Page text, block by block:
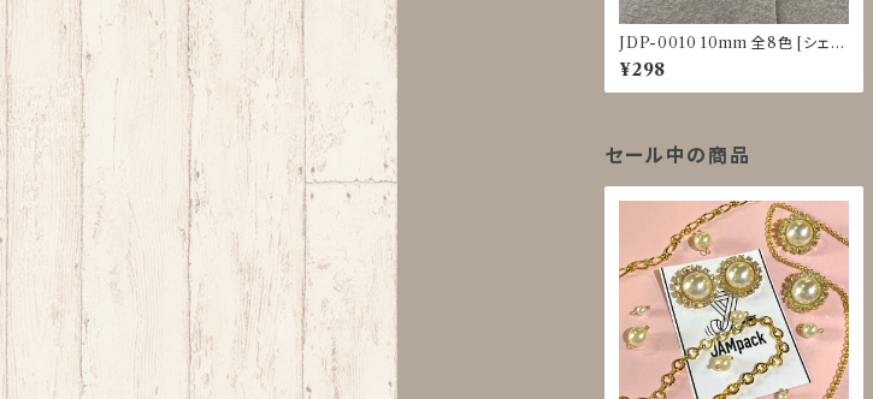
JDP-0010 10mm 全8色 [シェル
調][裏足ボタン][ブラウス]
¥298
セール中の商品